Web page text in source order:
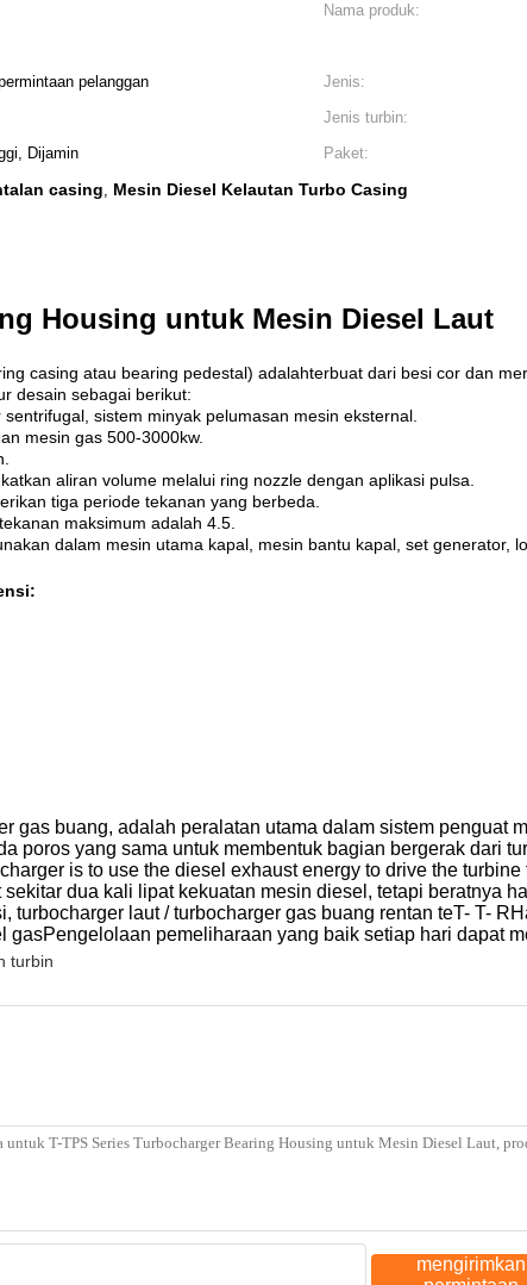
Nama produk:
pelanggan Jenis:
Jenis turbin:
Dijamin Paket:
casing, Mesin Diesel Kelautan Turbo Casing
Housing untuk Mesin Diesel Laut
casing atau bearing pedestal) adalahterbuat dari besi cor dan
desain sebagai berikut:
sistem minyak pelumasan mesin eksternal.
mesin gas 500-3000kw.
aliran volume melalui ring nozzle dengan aplikasi pulsa.
tiga periode tekanan yang berbeda.
maksimum adalah 4.5.
dalam mesin utama kapal, mesin bantu kapal, set generator,
gas buang, adalah peralatan utama dalam sistem penguat
poros yang sama untuk membentuk bagian bergerak dari
is to use the diesel exhaust energy to drive the
dua kali lipat kekuatan mesin diesel, tetapi beratnya
turbocharger laut / turbocharger gas buang rentan teT- T-
pemeliharaan yang baik setiap hari dapat
turbin
mengirimkan